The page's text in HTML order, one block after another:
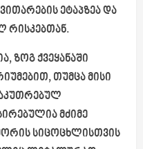
ეტაპზეა და
რისკებთან.
ზოგ ქვეყანაში
თუმცა მისი
მძიმე
სიცოცხლისთვის